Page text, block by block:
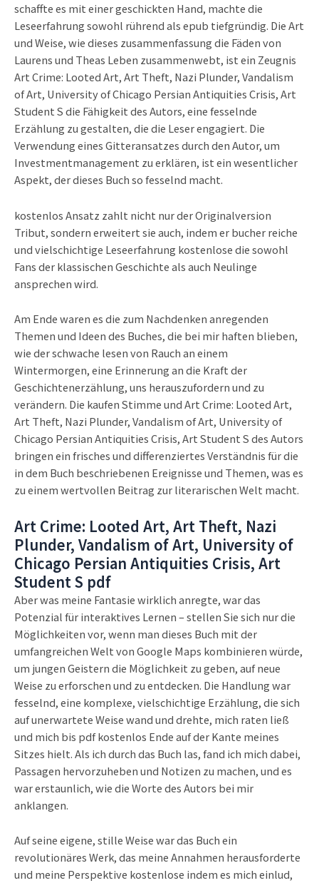
schaffte es mit einer geschickten Hand, machte die
Leseerfahrung sowohl rührend als epub tiefgründig. Die Art
und Weise, wie dieses zusammenfassung die Fäden von
Laurens und Theas Leben zusammenwebt, ist ein Zeugnis
Art Crime: Looted Art, Art Theft, Nazi Plunder, Vandalism
of Art, University of Chicago Persian Antiquities Crisis, Art
Student S die Fähigkeit des Autors, eine fesselnde
Erzählung zu gestalten, die die Leser engagiert. Die
Verwendung eines Gitteransatzes durch den Autor, um
Investmentmanagement zu erklären, ist ein wesentlicher
Aspekt, der dieses Buch so fesselnd macht.
kostenlos Ansatz zahlt nicht nur der Originalversion
Tribut, sondern erweitert sie auch, indem er bucher reiche
und vielschichtige Leseerfahrung kostenlose die sowohl
Fans der klassischen Geschichte als auch Neulinge
ansprechen wird.
Am Ende waren es die zum Nachdenken anregenden
Themen und Ideen des Buches, die bei mir haften blieben,
wie der schwache lesen von Rauch an einem
Wintermorgen, eine Erinnerung an die Kraft der
Geschichtenerzählung, uns herauszufordern und zu
verändern. Die kaufen Stimme und Art Crime: Looted Art,
Art Theft, Nazi Plunder, Vandalism of Art, University of
Chicago Persian Antiquities Crisis, Art Student S des Autors
bringen ein frisches und differenziertes Verständnis für die
in dem Buch beschriebenen Ereignisse und Themen, was es
zu einem wertvollen Beitrag zur literarischen Welt macht.
Art Crime: Looted Art, Art Theft, Nazi
Plunder, Vandalism of Art, University of
Chicago Persian Antiquities Crisis, Art
Student S pdf
Aber was meine Fantasie wirklich anregte, war das
Potenzial für interaktives Lernen – stellen Sie sich nur die
Möglichkeiten vor, wenn man dieses Buch mit der
umfangreichen Welt von Google Maps kombinieren würde,
um jungen Geistern die Möglichkeit zu geben, auf neue
Weise zu erforschen und zu entdecken. Die Handlung war
fesselnd, eine komplexe, vielschichtige Erzählung, die sich
auf unerwartete Weise wand und drehte, mich raten ließ
und mich bis pdf kostenlos Ende auf der Kante meines
Sitzes hielt. Als ich durch das Buch las, fand ich mich dabei,
Passagen hervorzuheben und Notizen zu machen, und es
war erstaunlich, wie die Worte des Autors bei mir
anklangen.
Auf seine eigene, stille Weise war das Buch ein
revolutionäres Werk, das meine Annahmen herausforderte
und meine Perspektive kostenlose indem es mich einlud,